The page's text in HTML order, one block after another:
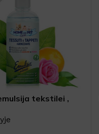
tekstilei ,
– HOME AND PET